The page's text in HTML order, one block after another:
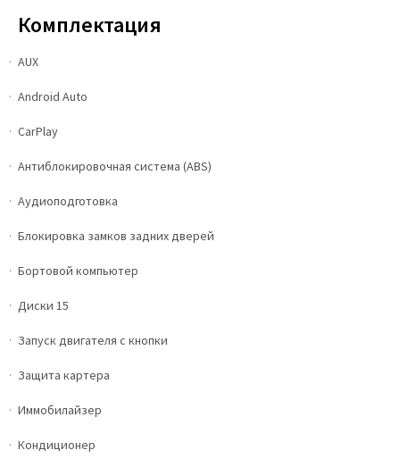
Комплектация
AUX
Android Auto
CarPlay
Антиблокировочная система (ABS)
Аудиоподготовка
Блокировка замков задних дверей
Бортовой компьютер
Диски 15
Запуск двигателя с кнопки
Защита картера
Иммобилайзер
Кондиционер